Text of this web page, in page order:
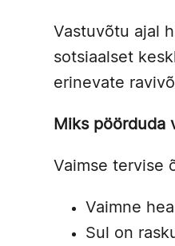
Vastuvõtu ajal
sotsiaalset
erinevate
Miks pöörduda
Vaimse tervise
Vaimne
Sul on